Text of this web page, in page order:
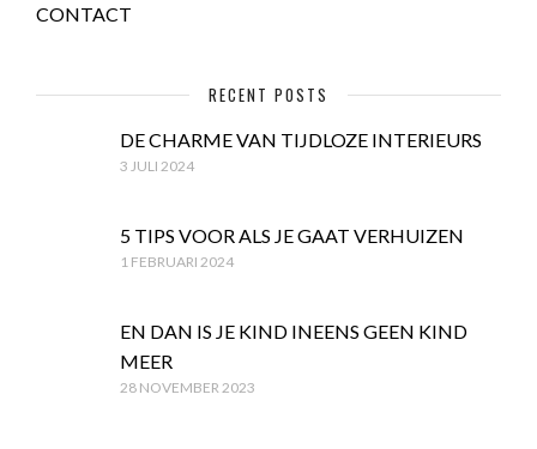
CONTACT
RECENT POSTS
DE CHARME VAN TIJDLOZE INTERIEURS
3 JULI 2024
5 TIPS VOOR ALS JE GAAT VERHUIZEN
1 FEBRUARI 2024
EN DAN IS JE KIND INEENS GEEN KIND
MEER
28 NOVEMBER 2023